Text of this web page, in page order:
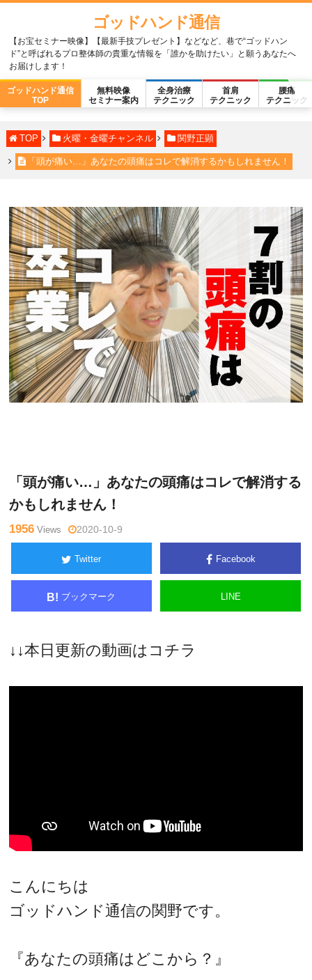
ゴッドハンド通信
【お宝セミナー映像】【最新手技プレゼント】などなど、巷で“ゴッドハン
ド”と呼ばれるプロ整体師の貴重な情報を「誰かを助けたい」と願うあなたへ
お届けします！
ゴッドハンド通信
TOP
無料映像
セミナー案内
全身治療
テクニック
首肩
テクニック
腰痛
テクニック
TOP 火曜・金曜チャンネル 関野正顕
「頭が痛い…」あなたの頭痛はコレで解消するかもしれません！
「頭が痛い…」あなたの頭痛はコレで解消する
かもしれません！
1956 Views 2020-10-9
Twitter Facebook
B! ブックマーク LINE
↓↓本日更新の動画はコチラ
こんにちは
ゴッドハンド通信の関野です。
『あなたの頭痛はどこから？』